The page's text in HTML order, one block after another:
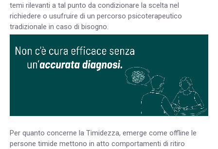
temi rilevanti a tal punto da condizionare la scelta nel
richiedere o usufruire di un percorso psicoterapeutico
tradizionale in caso di bisogno.
Per quanto concerne la Timidezza, emerge come offline le
persone timide mettono in atto comportamenti di ritiro